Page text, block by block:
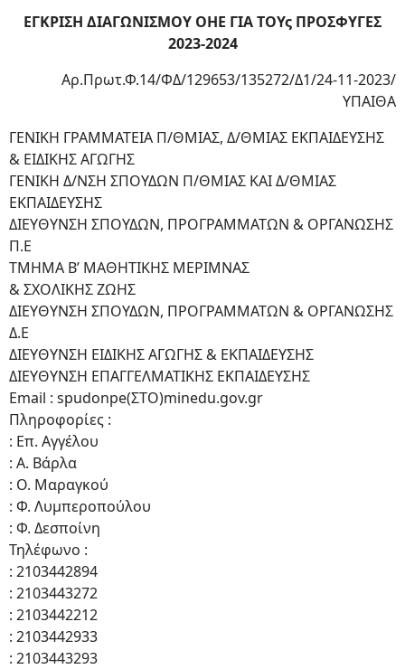
ΕΓΚΡΙΣΗ ΔΙΑΓΩΝΙΣΜΟΥ ΟΗΕ ΓΙΑ ΤΟΥς ΠΡΟΣΦΥΓΕΣ
2023-2024
Αρ.Πρωτ.Φ.14/ΦΔ/129653/135272/Δ1/24-11-2023/
ΥΠΑΙΘΑ
ΓΕΝΙΚΗ ΓΡΑΜΜΑΤΕΙΑ Π/ΘΜΙΑΣ, Δ/ΘΜΙΑΣ ΕΚΠΑΙΔΕΥΣΗΣ
& ΕΙΔΙΚΗΣ ΑΓΩΓΗΣ
ΓΕΝΙΚΗ Δ/ΝΣΗ ΣΠΟΥΔΩΝ Π/ΘΜΙΑΣ ΚΑΙ Δ/ΘΜΙΑΣ
ΕΚΠΑΙΔΕΥΣΗΣ
ΔΙΕΥΘΥΝΣΗ ΣΠΟΥΔΩΝ, ΠΡΟΓΡΑΜΜΑΤΩΝ & ΟΡΓΑΝΩΣΗΣ
Π.Ε
ΤΜΗΜΑ Β’ ΜΑΘΗΤΙΚΗΣ ΜΕΡΙΜΝΑΣ
& ΣΧΟΛΙΚΗΣ ΖΩΗΣ
ΔΙΕΥΘΥΝΣΗ ΣΠΟΥΔΩΝ, ΠΡΟΓΡΑΜΜΑΤΩΝ & ΟΡΓΑΝΩΣΗΣ
Δ.Ε
ΔΙΕΥΘΥΝΣΗ ΕΙΔΙΚΗΣ ΑΓΩΓΗΣ & ΕΚΠΑΙΔΕΥΣΗΣ
ΔΙΕΥΘΥΝΣΗ ΕΠΑΓΓΕΛΜΑΤΙΚΗΣ ΕΚΠΑΙΔΕΥΣΗΣ
Email : spudonpe(ΣΤΟ)minedu.gov.gr
Πληροφορίες :
: Επ. Αγγέλου
: Α. Βάρλα
: Ο. Μαραγκού
: Φ. Λυμπεροπούλου
: Φ. Δεσποίνη
Τηλέφωνο :
: 2103442894
: 2103443272
: 2103442212
: 2103442933
: 2103443293